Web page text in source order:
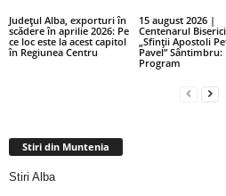
Județul Alba, exporturi în
scădere în aprilie 2026: Pe
ce loc este la acest capitol
în Regiunea Centru
15 august 2026 |
Centenarul
„Sfinții Apostoli
Pavel” Sântimbru:
Program
Stiri din Muntenia
Stiri Alba